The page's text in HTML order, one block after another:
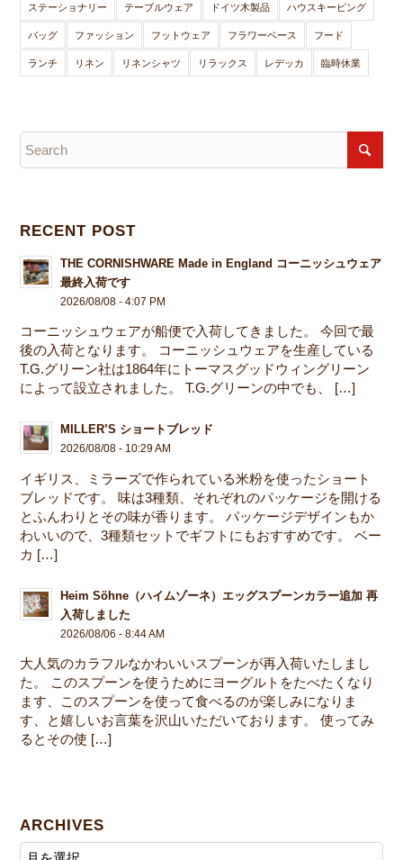
ステーショナリー テーブルウェア ドイツ木製品 ハウスキーピング
バッグ ファッション フットウェア フラワーベース フード
ランチ リネン リネンシャツ リラックス レデッカ 臨時休業
RECENT POST
THE CORNISHWARE Made in England コーニッシュウェア
最終入荷です
2026/08/08 - 4:07 PM
コーニッシュウェアが船便で入荷してきました。 今回で最
後の入荷となります。 コーニッシュウェアを生産している
T.G.グリーン社は1864年にトーマスグッドウィングリーン
によって設立されました。 T.G.グリーンの中でも、 […]
MILLER’S ショートブレッド
2026/08/08 - 10:29 AM
イギリス、ミラーズで作られている米粉を使ったショート
ブレッドです。 味は3種類、それぞれのパッケージを開ける
とふんわりとその味が香ります。 パッケージデザインもか
わいいので、3種類セットでギフトにもおすすめです。 ベー
カ […]
Heim Söhne（ハイムゾーネ）エッグスプーンカラー追加 再
入荷しました
2026/08/06 - 8:44 AM
大人気のカラフルなかわいいスプーンが再入荷いたしまし
た。 このスプーンを使うためにヨーグルトをたべたくなり
ます、このスプーンを使って食べるのが楽しみになりま
す、と嬉しいお言葉を沢山いただいております。 使ってみ
るとその使 […]
ARCHIVES